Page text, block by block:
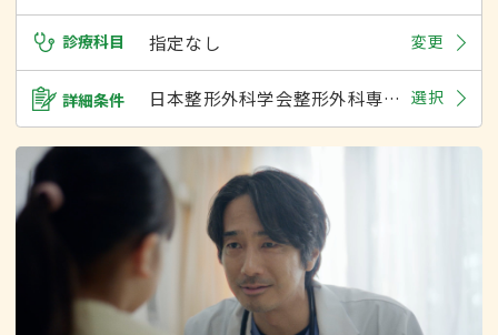
診療科目 指定なし 変更
詳細条件 日本整形外科学会整形外科専門医 選択